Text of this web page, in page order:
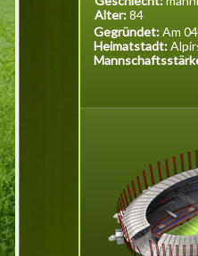
Alter:84
Gegründet:Am
Heimatstadt: